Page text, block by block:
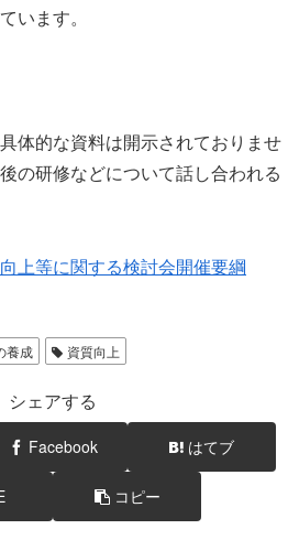
います。
体的な資料は開示されておりませ
の研修などについて話し合われる
上等に関する検討会開催要綱
養成 資質向上
シェアする
Facebook はてブ
コピー